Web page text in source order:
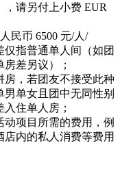
请另付上小费 EUR
民币 6500 元/人/
指普通单人间（如团
差另议）；
，若团友不接受此种
单女且团中无同性别
住单人房；
项目所需的费用，例
内的私人消费等费用